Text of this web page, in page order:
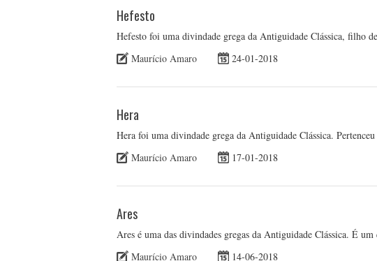
Hefesto
Hefesto foi uma divindade grega da Antiguidade Clássica, filho
Maurício Amaro
24-01-2018
Hera
Hera foi uma divindade grega da Antiguidade Clássica.
Maurício Amaro
17-01-2018
Ares
Ares é uma das divindades gregas da Antiguidade Clássica. É
Maurício Amaro
14-06-2018